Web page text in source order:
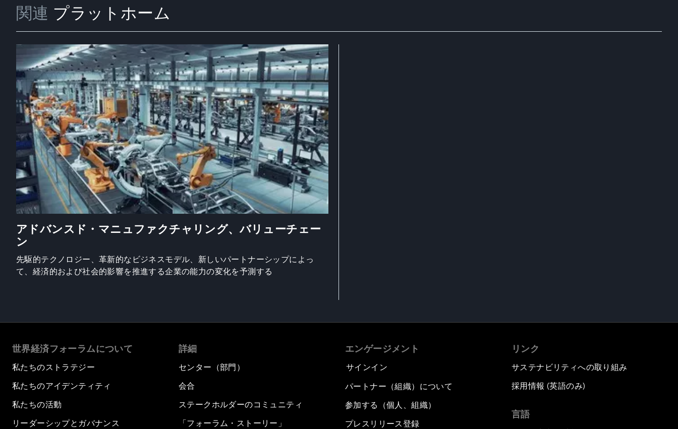
関連 プラットホーム
アドバンスド・マニュファクチャリング、バリューチェー
ン
先駆的テクノロジー、革新的なビジネスモデル、新しいパートナーシップによっ
て、経済的および社会的影響を推進する企業の能力の変化を予測する
世界経済フォーラムについて
私たちのストラテジー
私たちのアイデンティティ
私たちの活動
リーダーシップとガバナンス
詳細
センター（部門）
会合
ステークホルダーのコミュニティ
「フォーラム・ストーリー」
エンゲージメント
サインイン
パートナー（組織）について
参加する（個人、組織）
プレスリリース登録
リンク
サステナビリティへの取り組み
採用情報 (英語のみ)
言語